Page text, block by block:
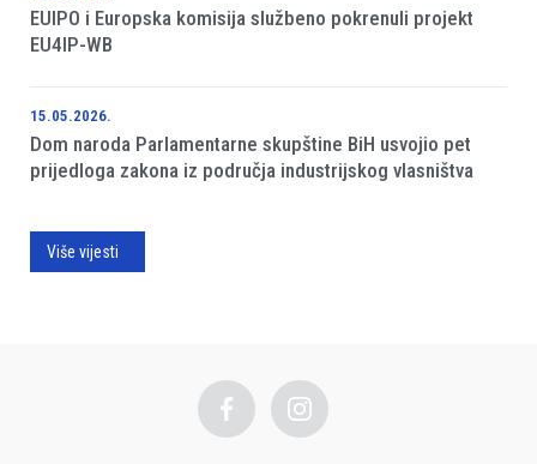
EUIPO i Europska komisija službeno pokrenuli projekt
EU4IP-WB
15.05.2026.
Dom naroda Parlamentarne skupštine BiH usvojio pet
prijedloga zakona iz područja industrijskog vlasništva
Više vijesti